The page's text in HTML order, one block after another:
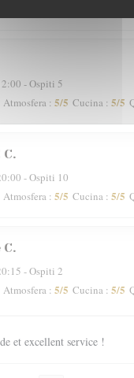
- Ospiti 5
Atmosfera : 5/5 Cucina : 5/5
C
- Ospiti 10
Atmosfera : 5/5 Cucina : 5/5
C
- Ospiti 2
Atmosfera : 5/5 Cucina : 5/5
et excellent service !